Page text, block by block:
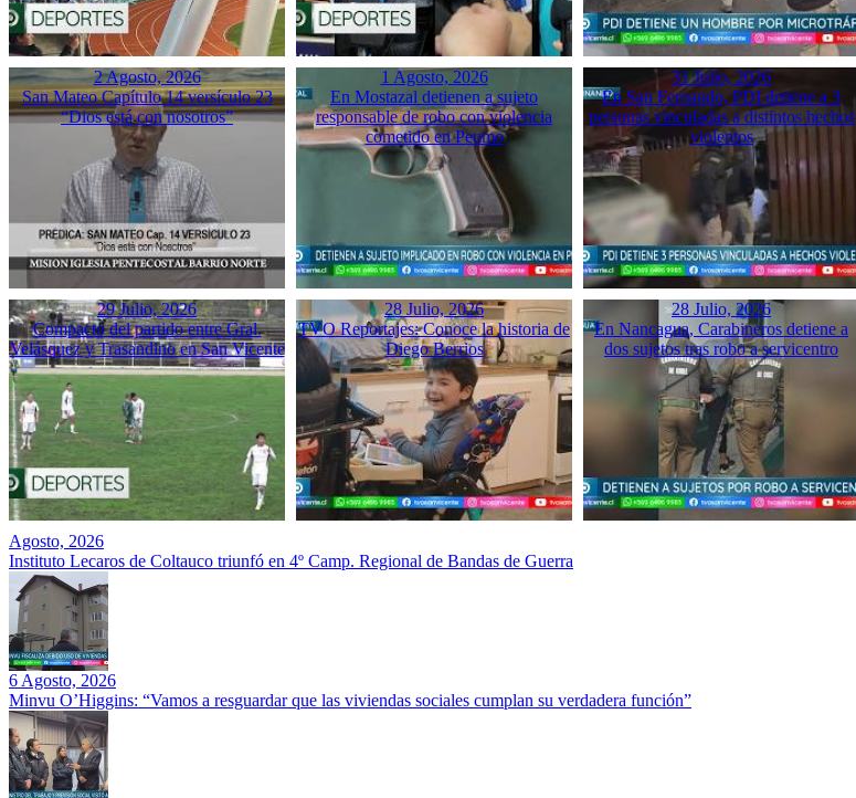
2 Agosto, 2026
San Mateo Capítulo 14 versículo 23
“Dios está con nosotros”
1 Agosto, 2026
En Mostazal detienen a sujeto
responsable de robo con violencia
cometido en Peumo
31 Julio, 2026
En San Fernando, PDI detiene a 3
personas vinculadas a distintos hechos
violentos
29 Julio, 2026
Compacto del partido entre Gral.
Velásquez y Trasandino en San Vicente
28 Julio, 2026
TVO Reportajes: Conoce la historia de
Diego Berrios
28 Julio, 2026
En Nancagua, Carabineros detiene a
dos sujetos tras robo a servicentro
Agosto, 2026
Instituto Lecaros de Coltauco triunfó en 4º Camp. Regional de Bandas de Guerra
6 Agosto, 2026
Minvu O’Higgins: “Vamos a resguardar que las viviendas sociales cumplan su verdadera función”